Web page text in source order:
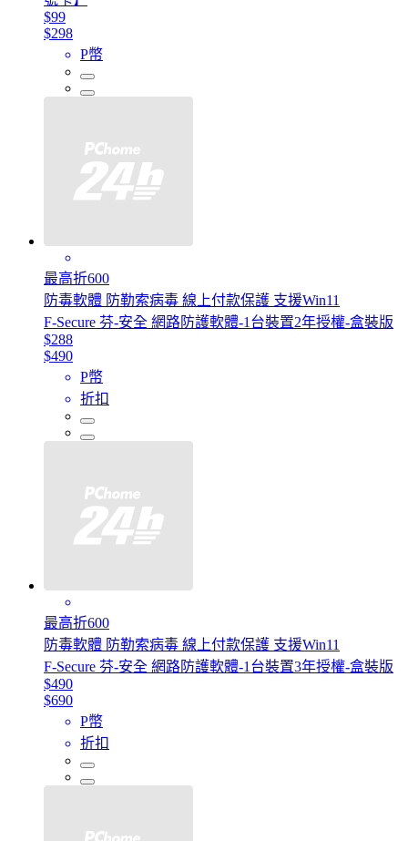
$99
$298
P幣
最高折600
防毒軟體 防勒索病毒 線上付款保護 支援Win11
F-Secure 芬-安全 網路防護軟體-1台裝置2年授權-盒裝版
$288
$490
P幣
折扣
最高折600
防毒軟體 防勒索病毒 線上付款保護 支援Win11
F-Secure 芬-安全 網路防護軟體-1台裝置3年授權-盒裝版
$490
$690
P幣
折扣